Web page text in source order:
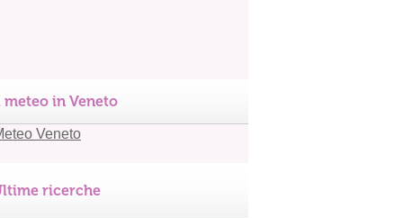
meteo in Veneto
ricerche